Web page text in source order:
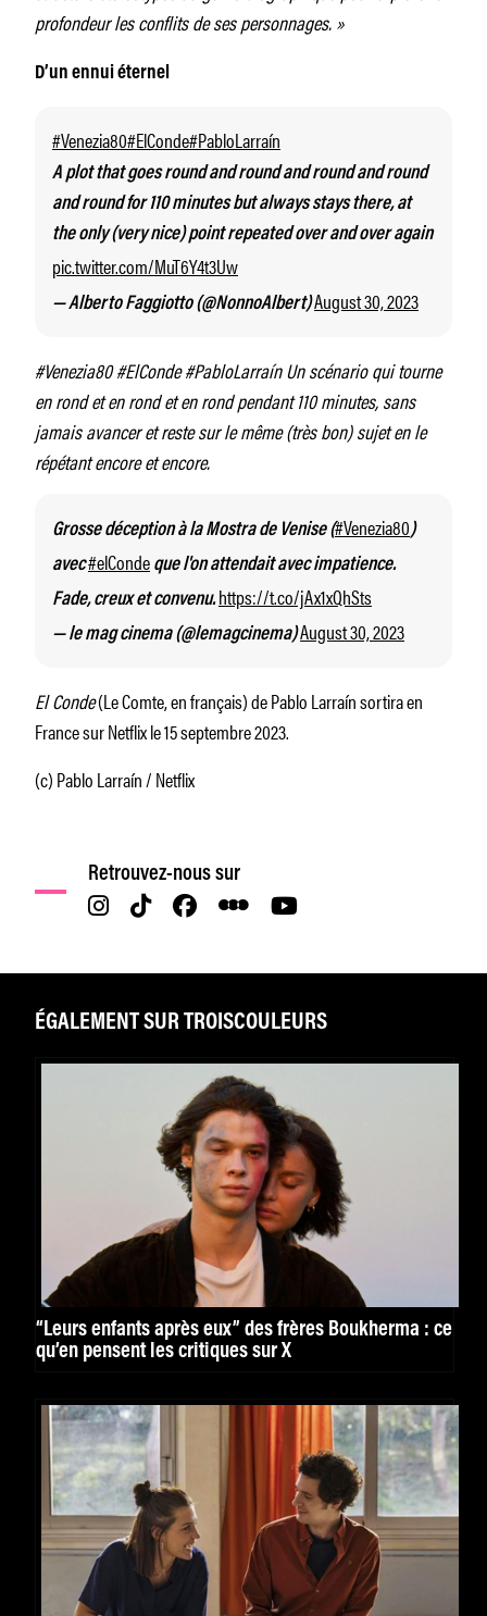
profondeur les conflits de ses personnages. »
D’un ennui éternel
#Venezia80#ElConde#PabloLarraín
A plot that goes round and round and round and round
and round for 110 minutes but always stays there, at
the only (very nice) point repeated over and over again
pic.twitter.com/MuT6Y4t3Uw
— Alberto Faggiotto (@NonnoAlbert)August 30, 2023
#Venezia80 #ElConde #PabloLarraín Un scénario qui tourne
en rond et en rond et en rond pendant 110 minutes, sans
jamais avancer et reste sur le même (très bon) sujet en le
répétant encore et encore.
Grosse déception à la Mostra de Venise (#Venezia80)
avec#elConde que l'on attendait avec impatience.
Fade, creux et convenu.https://t.co/jAx1xQhSts
— le mag cinema (@lemagcinema)August 30, 2023
El Conde(Le Comte, en français) de Pablo Larraín sortira en
France sur Netflix le 15 septembre 2023.
(c) Pablo Larraín / Netflix
Retrouvez-nous sur
ÉGALEMENT SUR TROISCOULEURS
“Leurs enfants après eux” des frères Boukherma : ce
qu’en pensent les critiques sur X